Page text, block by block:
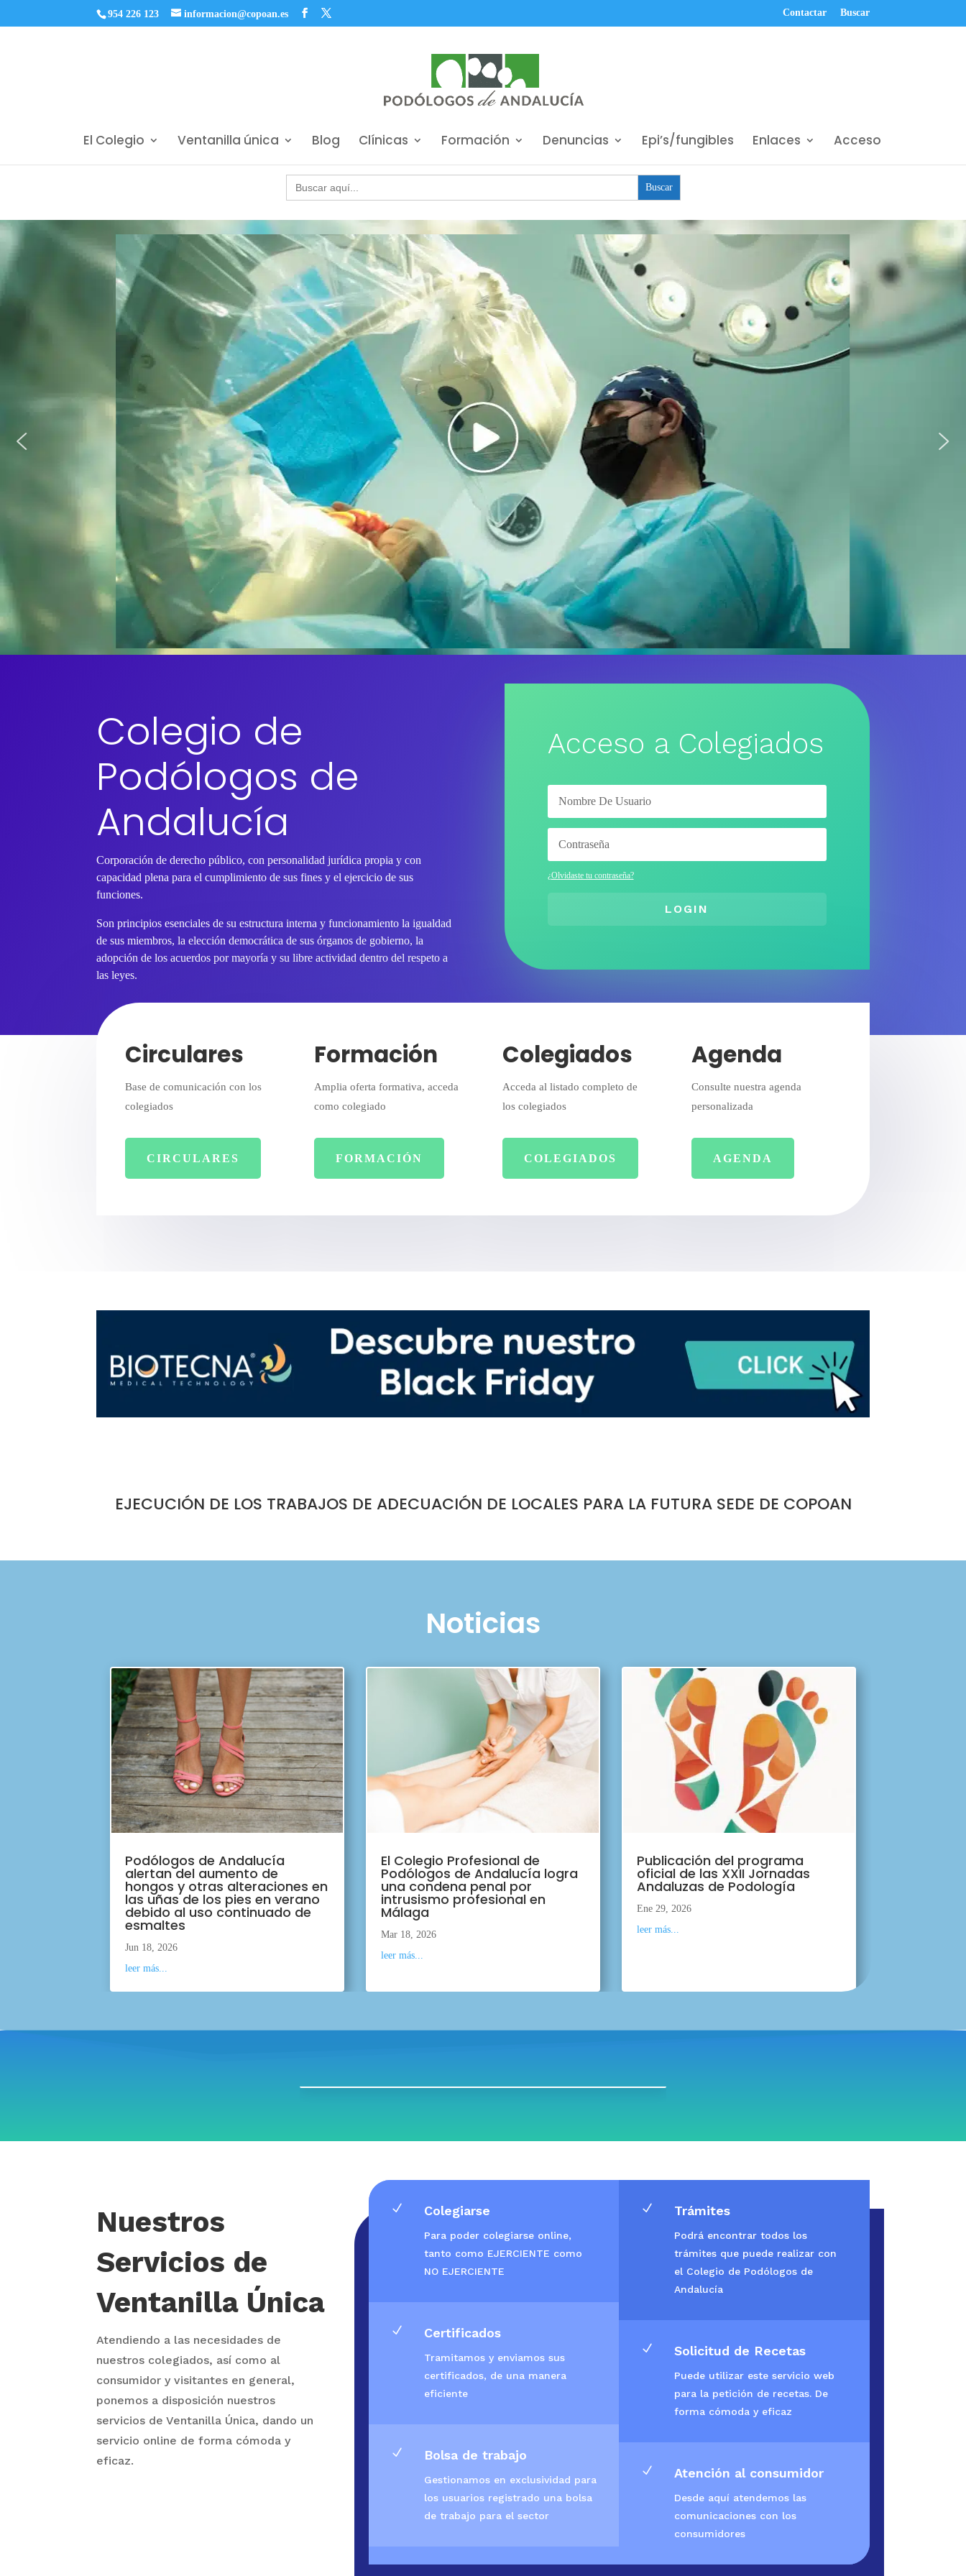
954 226 123 informacion@copoan.es Contactar Buscar
El Colegio Ventanilla única Blog Clínicas Formación Denuncias Epi’s/fungibles Enlaces Acceso
Buscar:
Colegio de
Podólogos de
Andalucía
Corporación de derecho público, con personalidad jurídica propia y con
capacidad plena para el cumplimiento de sus fines y el ejercicio de sus
funciones.
Son principios esenciales de su estructura interna y funcionamiento la igualdad
de sus miembros, la elección democrática de sus órganos de gobierno, la
adopción de los acuerdos por mayoría y su libre actividad dentro del respeto a
las leyes.
Acceso a Colegiados
¿Olvidaste tu contraseña?
LOGIN
Circulares
Base de comunicación con los
colegiados
CIRCULARES
Formación
Amplia oferta formativa, acceda
como colegiado
FORMACIÓN
Colegiados
Acceda al listado completo de
los colegiados
COLEGIADOS
Agenda
Consulte nuestra agenda
personalizada
AGENDA
EJECUCIÓN DE LOS TRABAJOS DE ADECUACIÓN DE LOCALES PARA LA FUTURA SEDE DE COPOAN
Noticias
Podólogos de Andalucía
alertan del aumento de
hongos y otras alteraciones en
las uñas de los pies en verano
debido al uso continuado de
esmaltes
Jun 18, 2026
leer más...
El Colegio Profesional de
Podólogos de Andalucía logra
una condena penal por
intrusismo profesional en
Málaga
Mar 18, 2026
leer más...
Publicación del programa
oficial de las XXII Jornadas
Andaluzas de Podología
Ene 29, 2026
leer más...
Nuestros
Servicios de
Ventanilla Única
Atendiendo a las necesidades de
nuestros colegiados, así como al
consumidor y visitantes en general,
ponemos a disposición nuestros
servicios de Ventanilla Única, dando un
servicio online de forma cómoda y
eficaz.
N Colegiarse
Para poder colegiarse online,
tanto como EJERCIENTE como
NO EJERCIENTE
N Certificados
Tramitamos y enviamos sus
certificados, de una manera
eficiente
N Bolsa de trabajo
Gestionamos en exclusividad para
los usuarios registrado una bolsa
de trabajo para el sector
N Trámites
Podrá encontrar todos los
trámites que puede realizar con
el Colegio de Podólogos de
Andalucía
N Solicitud de Recetas
Puede utilizar este servicio web
para la petición de recetas. De
forma cómoda y eficaz
N Atención al consumidor
Desde aquí atendemos las
comunicaciones con los
consumidores